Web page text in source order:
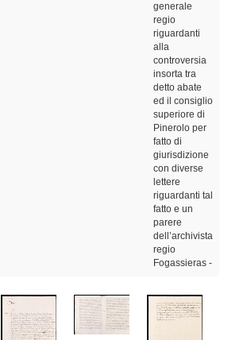
generale
regio
riguardanti
alla
controversia
insorta tra
detto abate
ed il consiglio
superiore di
Pinerolo per
fatto di
giurisdizione
con diverse
lettere
riguardanti tal
fatto e un
parere
dell’archivista
regio
Fogassieras -